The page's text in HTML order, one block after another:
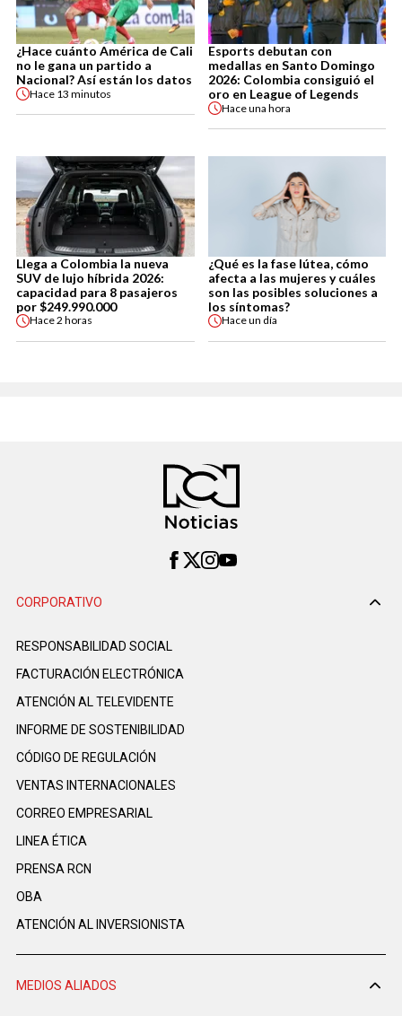
¿Hace cuánto América de Cali
no le gana un partido a
Nacional? Así están los datos
Hace 13 minutos
Esports debutan con
medallas en Santo Domingo
2026: Colombia consiguió el
oro en League of Legends
Haceuna hora
Llega a Colombia la nueva
SUV de lujo híbrida 2026:
capacidad para 8 pasajeros
por $249.990.000
Hace2 horas
¿Qué es la fase lútea, cómo
afecta a las mujeres y cuáles
son las posibles soluciones a
los síntomas?
Haceun día
CORPORATIVO
RESPONSABILIDAD SOCIAL
FACTURACIÓN ELECTRÓNICA
ATENCIÓN AL TELEVIDENTE
INFORME DE SOSTENIBILIDAD
CÓDIGO DE REGULACIÓN
VENTAS INTERNACIONALES
CORREO EMPRESARIAL
LINEA ÉTICA
PRENSA RCN
OBA
ATENCIÓN AL INVERSIONISTA
MEDIOS ALIADOS